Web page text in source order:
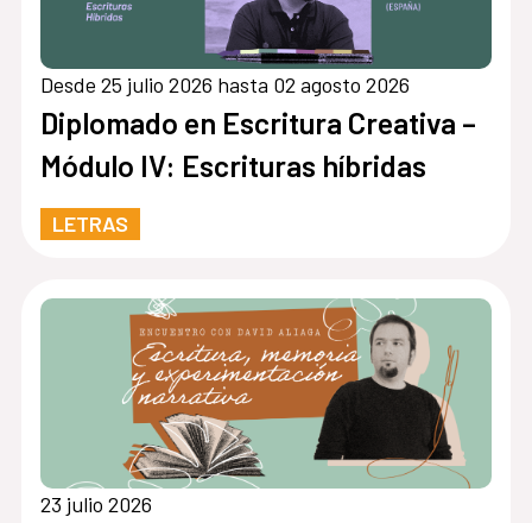
Desde 25 julio 2026 hasta 02 agosto 2026
Diplomado en Escritura Creativa –
Módulo IV: Escrituras híbridas
LETRAS
23 julio 2026